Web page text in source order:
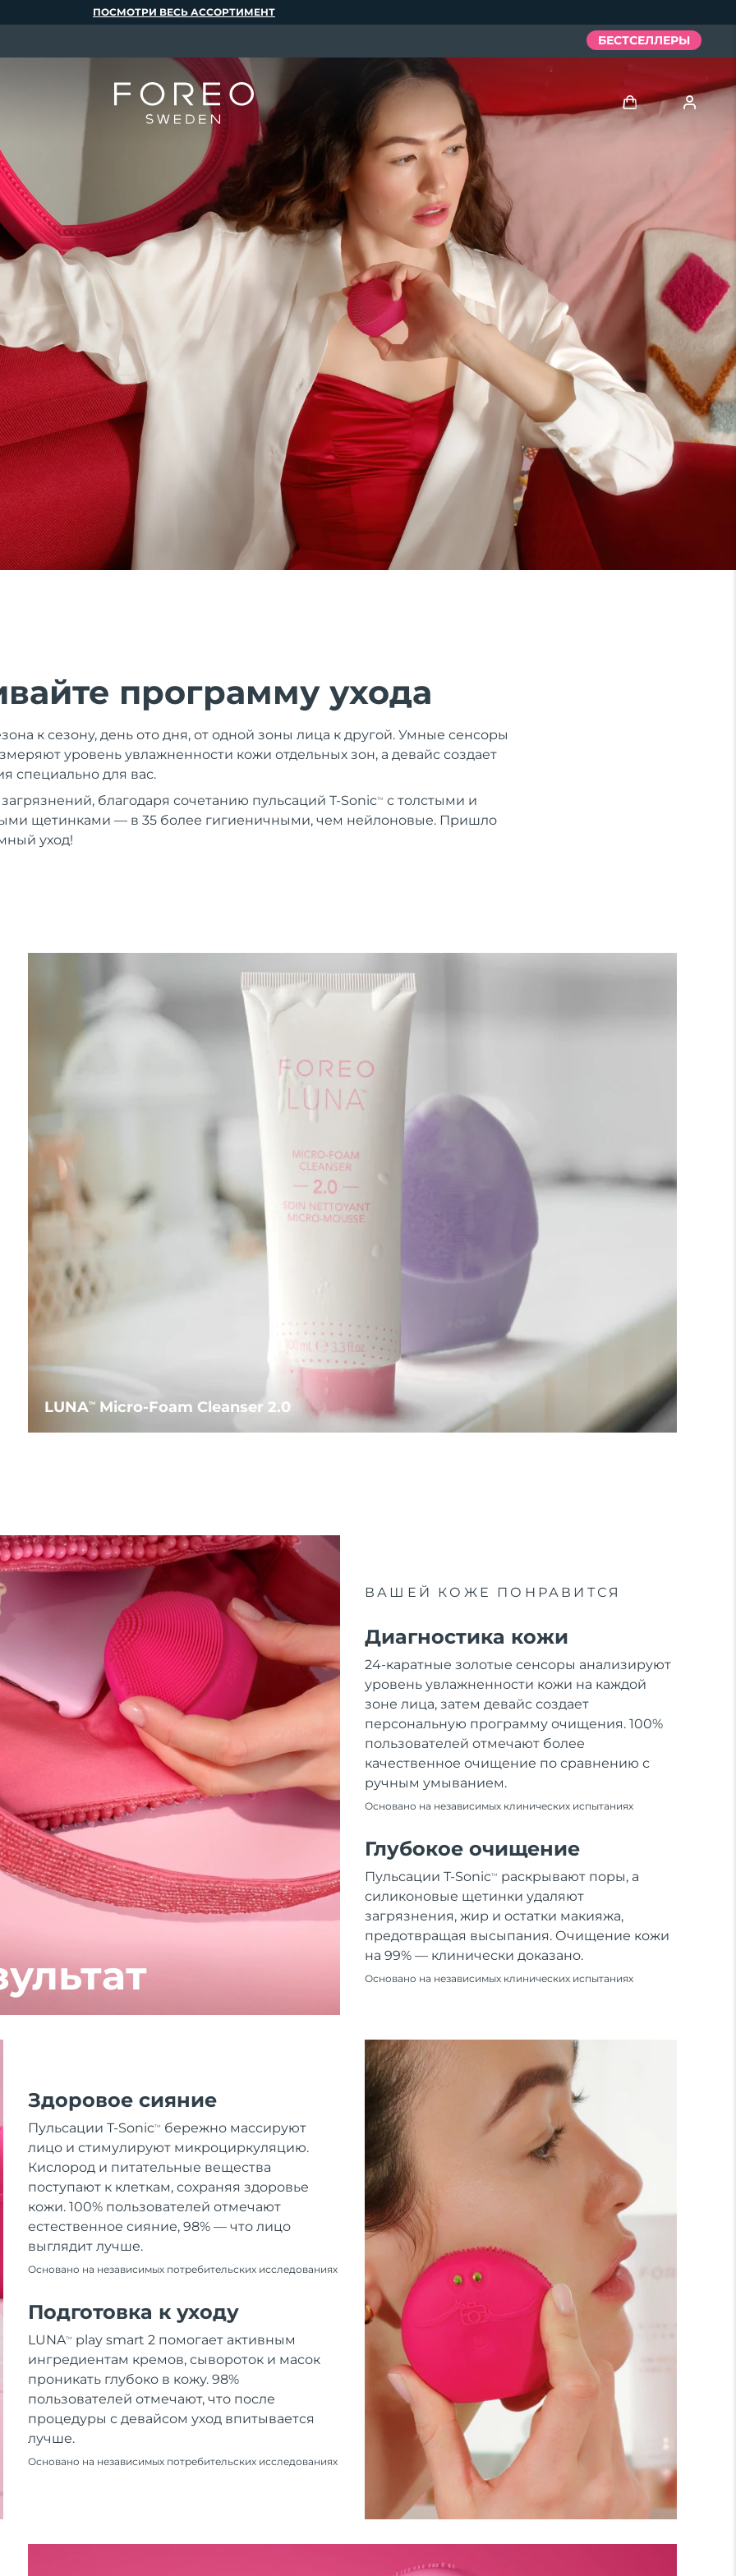
программу ухода
к сезону, день ото дня, от одной зоны лица к другой. Умные сенсоры
уровень увлажненности кожи отдельных зон, а девайс создает
специально для вас.
благодаря сочетанию пульсаций T-SonicTM
с толстыми и
щетинками — в 35 более гигиеничными, чем нейлоновые. Пришло
уход!
LUNATMMicro-Foam Cleanser 2.0
ВАШЕЙ КОЖЕ ПОНРАВИТСЯ
Диагностика кожи
24-каратные золотые сенсоры анализируют
уровень увлажненности кожи на каждой
зоне лица, затем девайс создает
персональную программу очищения. 100%
пользователей отмечают более
качественное очищение по сравнению с
ручным умыванием.
Основано на независимых клинических испытаниях
Глубокое очищение
Пульсации T-SonicTM
раскрывают поры, а
силиконовые щетинки удаляют
загрязнения, жир и остатки макияжа,
предотвращая высыпания. Очищение кожи
на 99% — клинически доказано.
Основано на независимых клинических испытаниях
Здоровое сияние
Пульсации T-SonicTM
бережно массируют
лицо и стимулируют микроциркуляцию.
Кислород и питательные вещества
поступают к клеткам, сохраняя здоровье
кожи. 100% пользователей отмечают
естественное сияние, 98% — что лицо
выглядит лучше.
Основано на независимых потребительских исследованиях
Подготовка к уходу
LUNATM
play smart 2 помогает активным
ингредиентам кремов, сывороток и масок
проникать глубоко в кожу. 98%
пользователей отмечают, что после
процедуры с девайсом уход впитывается
лучше.
Основано на независимых потребительских исследованиях
ПОСМОТРИ ВЕСЬ АССОРТИМЕНТ
БЕСТСЕЛЛЕРЫ
Профиль пользователя
Мои приборы
Мои заказы
Мои адреса
Мои подписки